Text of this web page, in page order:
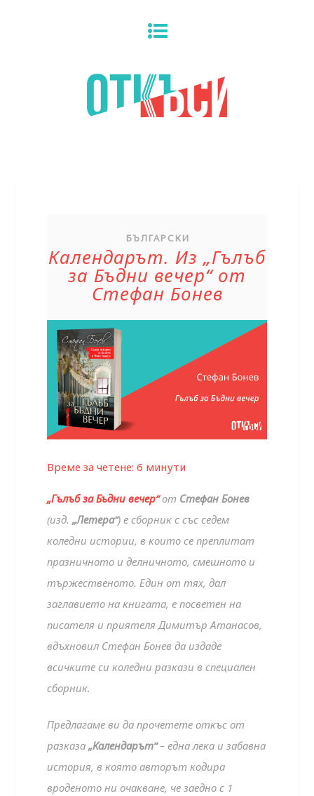
БЪЛГАРСКИ
Календарът. Из „Гълъб
за Бъдни вечер“ от
Стефан Бонев
Време за четене:6 минути
„Гълъб за Бъдни вечер“от Стефан Бонев
(изд.„Летера“) е сборник с със седем
коледни истории, в които се преплитат
празничното и делничното, смешното и
тържественото. Един от тях, дал
заглавието на книгата, е посветен на
писателя и приятеля Димитър Атанасов,
вдъхновил Стефан Бонев да издаде
всичките си коледни разкази в специален
сборник.
Предлагаме ви да прочетете откъс от
разказа„Календарът“– една лека и забавна
история, в която авторът кодира
вроденото ни очакване, че заедно с 1